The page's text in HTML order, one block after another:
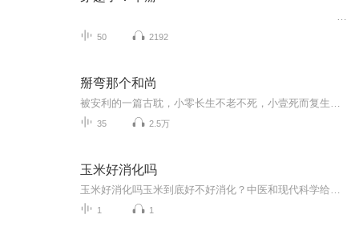
50 2192
掰弯那个和尚
35 2.5万
玉米好消化吗
1 1